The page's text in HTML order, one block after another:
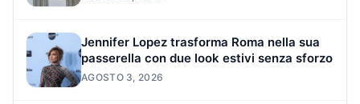
Jennifer Lopez trasforma Roma nella sua
passerella con due look estivi senza sforzo
AGOSTO 3, 2026